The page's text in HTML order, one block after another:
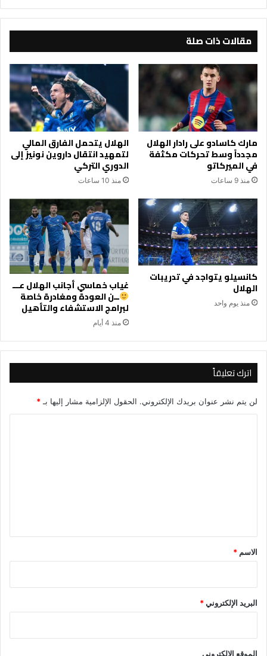
مقالات ذات صلة
مارك كاسادو على رادار الهلال
مجدداً وسط تحركات مكثفة
في الميركاتو
منذ 9 ساعات
الهلال يتحمل الفارق المالي
لتمهيد انتقال داروين نونيز إلى
الدوري التركي
منذ 10 ساعات
كانسيلو يتواجد في تدريبات
الهلال
منذ يوم واحد
غياب خماسي أجانب الهلال عـــ
ــن العودة ومغادرة خاصة
لبرامج الاستشفاء والتأهيل
منذ 4 أيام
اترك تعليقاً
لن يتم نشر عنوان بريدك الإلكتروني. الحقول الإلزامية مشار إليها بـ *
*
الاسم *
البريد الإلكتروني*
الموقع الإلكتروني